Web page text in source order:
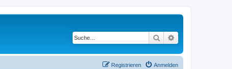
Suche
Anmelden
Registrieren